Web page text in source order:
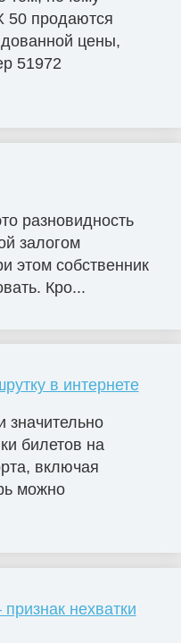
50 продаются
цены,
51972
разновидность
залогом
этом собственник
Кро...
в интернете
значительно
билетов на
включая
можно
нехватки